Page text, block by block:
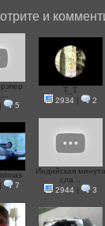
и
5
T_T
2934| 2
| 7
Индийская минута
сла...
2944| 3